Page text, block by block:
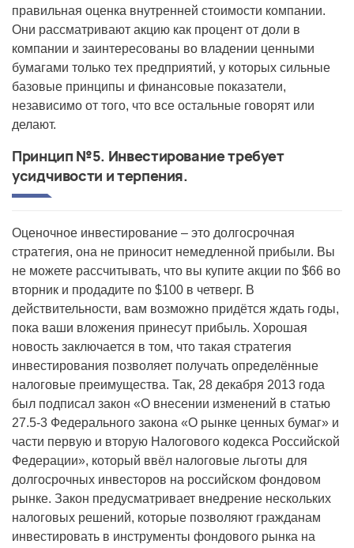
правильная оценка внутренней стоимости компании.
Они рассматривают акцию как процент от доли в
компании и заинтересованы во владении ценными
бумагами только тех предприятий, у которых сильные
базовые принципы и финансовые показатели,
независимо от того, что все остальные говорят или
делают.
Принцип №5. Инвестирование требует
усидчивости и терпения.
Оценочное инвестирование – это долгосрочная
стратегия, она не приносит немедленной прибыли. Вы
не можете рассчитывать, что вы купите акции по $66 во
вторник и продадите по $100 в четверг. В
действительности, вам возможно придётся ждать годы,
пока ваши вложения принесут прибыль. Хорошая
новость заключается в том, что такая стратегия
инвестирования позволяет получать определённые
налоговые преимущества. Так, 28 декабря 2013 года
был подписал закон «О внесении изменений в статью
27.5-3 Федерального закона «О рынке ценных бумаг» и
части первую и вторую Налогового кодекса Российской
Федерации», который ввёл налоговые льготы для
долгосрочных инвесторов на российском фондовом
рынке. Закон предусматривает внедрение нескольких
налоговых решений, которые позволяют гражданам
инвестировать в инструменты фондового рынка на